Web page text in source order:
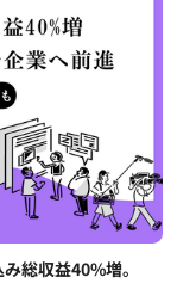
総収益40%増。